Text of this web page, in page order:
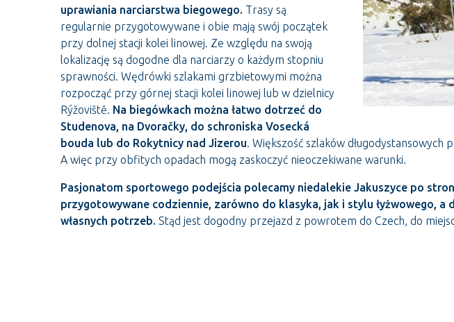
uprawiania narciarstwa biegowego. Trasy są
regularnie przygotowywane i obie mają swój początek
przy dolnej stacji kolei linowej. Ze względu na swoją
lokalizację są dogodne dla narciarzy o każdym stopniu
sprawności. Wędrówki szlakami grzbietowymi można
rozpocząć przy górnej stacji kolei linowej lub w dzielnicy
Rýžoviště. Na biegówkach można łatwo dotrzeć do
Studenova, na Dvoračky, do schroniska Vosecká
bouda lub do Rokytnicy nad Jizerou. Większość szlaków
A więc przy obfitych opadach mogą zaskoczyć nieoczekiwane warunki.
Pasjonatom sportowego podejścia polecamy niedalekie Jakuszyce po
przygotowywane codziennie, zarówno do klasyka, jak i stylu łyżwowego, a
własnych potrzeb. Stąd jest dogodny przejazd z powrotem do Czech, do